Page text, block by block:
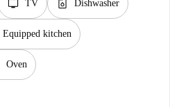
tv TV dishwasher_gen Dishwasher
Equipped kitchen
Oven